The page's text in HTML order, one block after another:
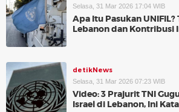
Selasa, 31 Mar 2026 17:04 WIB
Apa Itu Pasukan UNIFIL?
Lebanon dan Kontribusi
detikNews
Selasa, 31 Mar 2026 07:23 WIB
Video: 3 Prajurit TNI
Israel di Lebanon, Ini